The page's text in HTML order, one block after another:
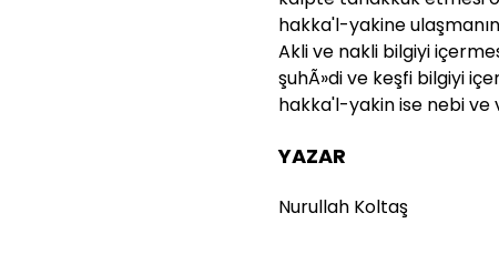
hakka'l-yakine
Akli ve nakli bilgiyi
şuhÃ»di ve keşfi bilgiyi
hakka'l-yakin ise nebi ve
YAZAR
Nurullah Koltaş